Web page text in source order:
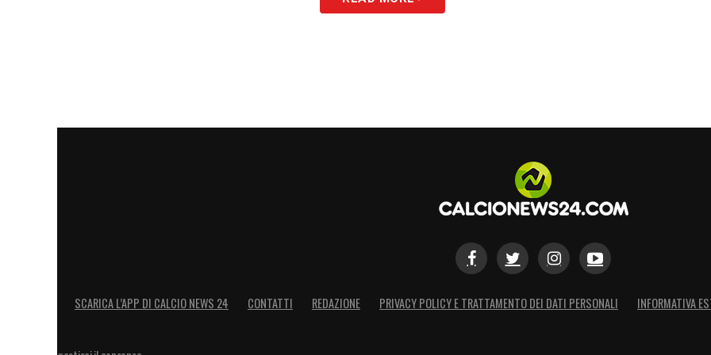
SCARICA L’APP DI CALCIO NEWS 24 CONTATTI REDAZIONE PRIVACY POLICY E TRATTAMENTO DEI DATI PERSONALI INFORMATIVA